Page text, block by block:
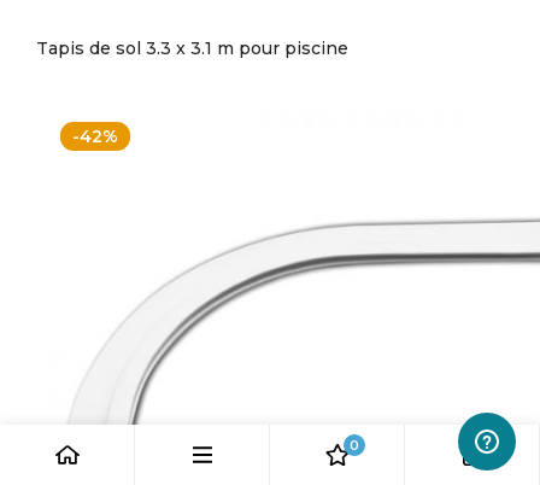
Tapis de sol 3.3 x 3.1 m pour piscine
-42%
0 0